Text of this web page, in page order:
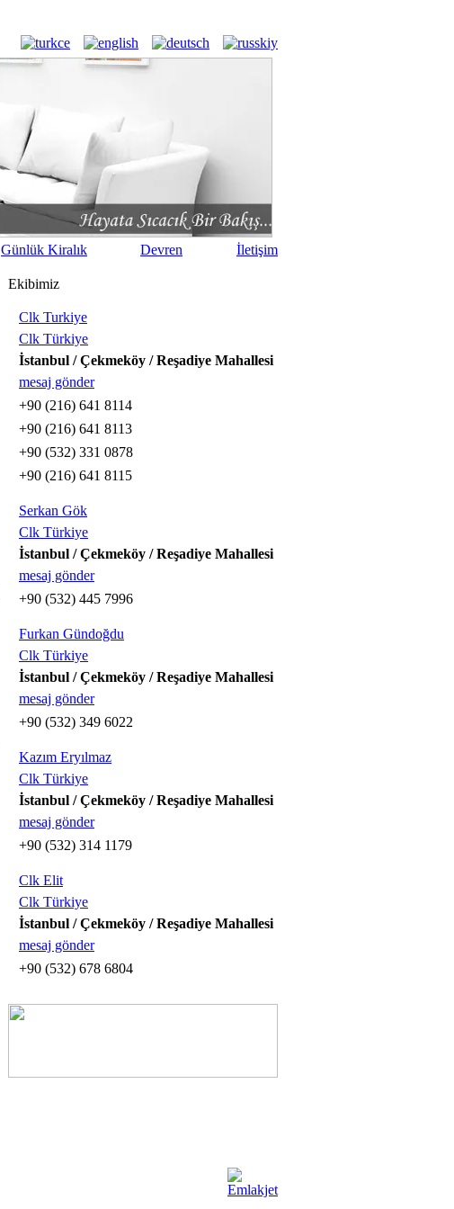
Günlük Kiralık Devren İletişim
Ekibimiz
Clk Turkiye
Clk Türkiye
İstanbul / Çekmeköy / Reşadiye Mahallesi
mesaj gönder
+90 (216) 641 8114
+90 (216) 641 8113
+90 (532) 331 0878
+90 (216) 641 8115
Serkan Gök
Clk Türkiye
İstanbul / Çekmeköy / Reşadiye Mahallesi
mesaj gönder
+90 (532) 445 7996
Furkan Gündoğdu
Clk Türkiye
İstanbul / Çekmeköy / Reşadiye Mahallesi
mesaj gönder
+90 (532) 349 6022
Kazım Eryılmaz
Clk Türkiye
İstanbul / Çekmeköy / Reşadiye Mahallesi
mesaj gönder
+90 (532) 314 1179
Clk Elit
Clk Türkiye
İstanbul / Çekmeköy / Reşadiye Mahallesi
mesaj gönder
+90 (532) 678 6804